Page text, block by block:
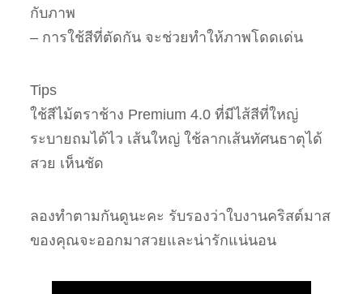
กับภาพ
– การใช้สีที่ตัดกัน จะช่วยทำให้ภาพโดดเด่น
Tips
ใช้สีไม้ตราช้าง Premium 4.0 ที่มีไส้สีที่ใหญ่
ระบายถมได้ไว เส้นใหญ่ ใช้ลากเส้นทัศนธาตุได้
สวย เห็นชัด
ลองทำตามกันดูนะคะ รับรองว่าใบงานคริสต์มาส
ของคุณจะออกมาสวยและน่ารักแน่นอน